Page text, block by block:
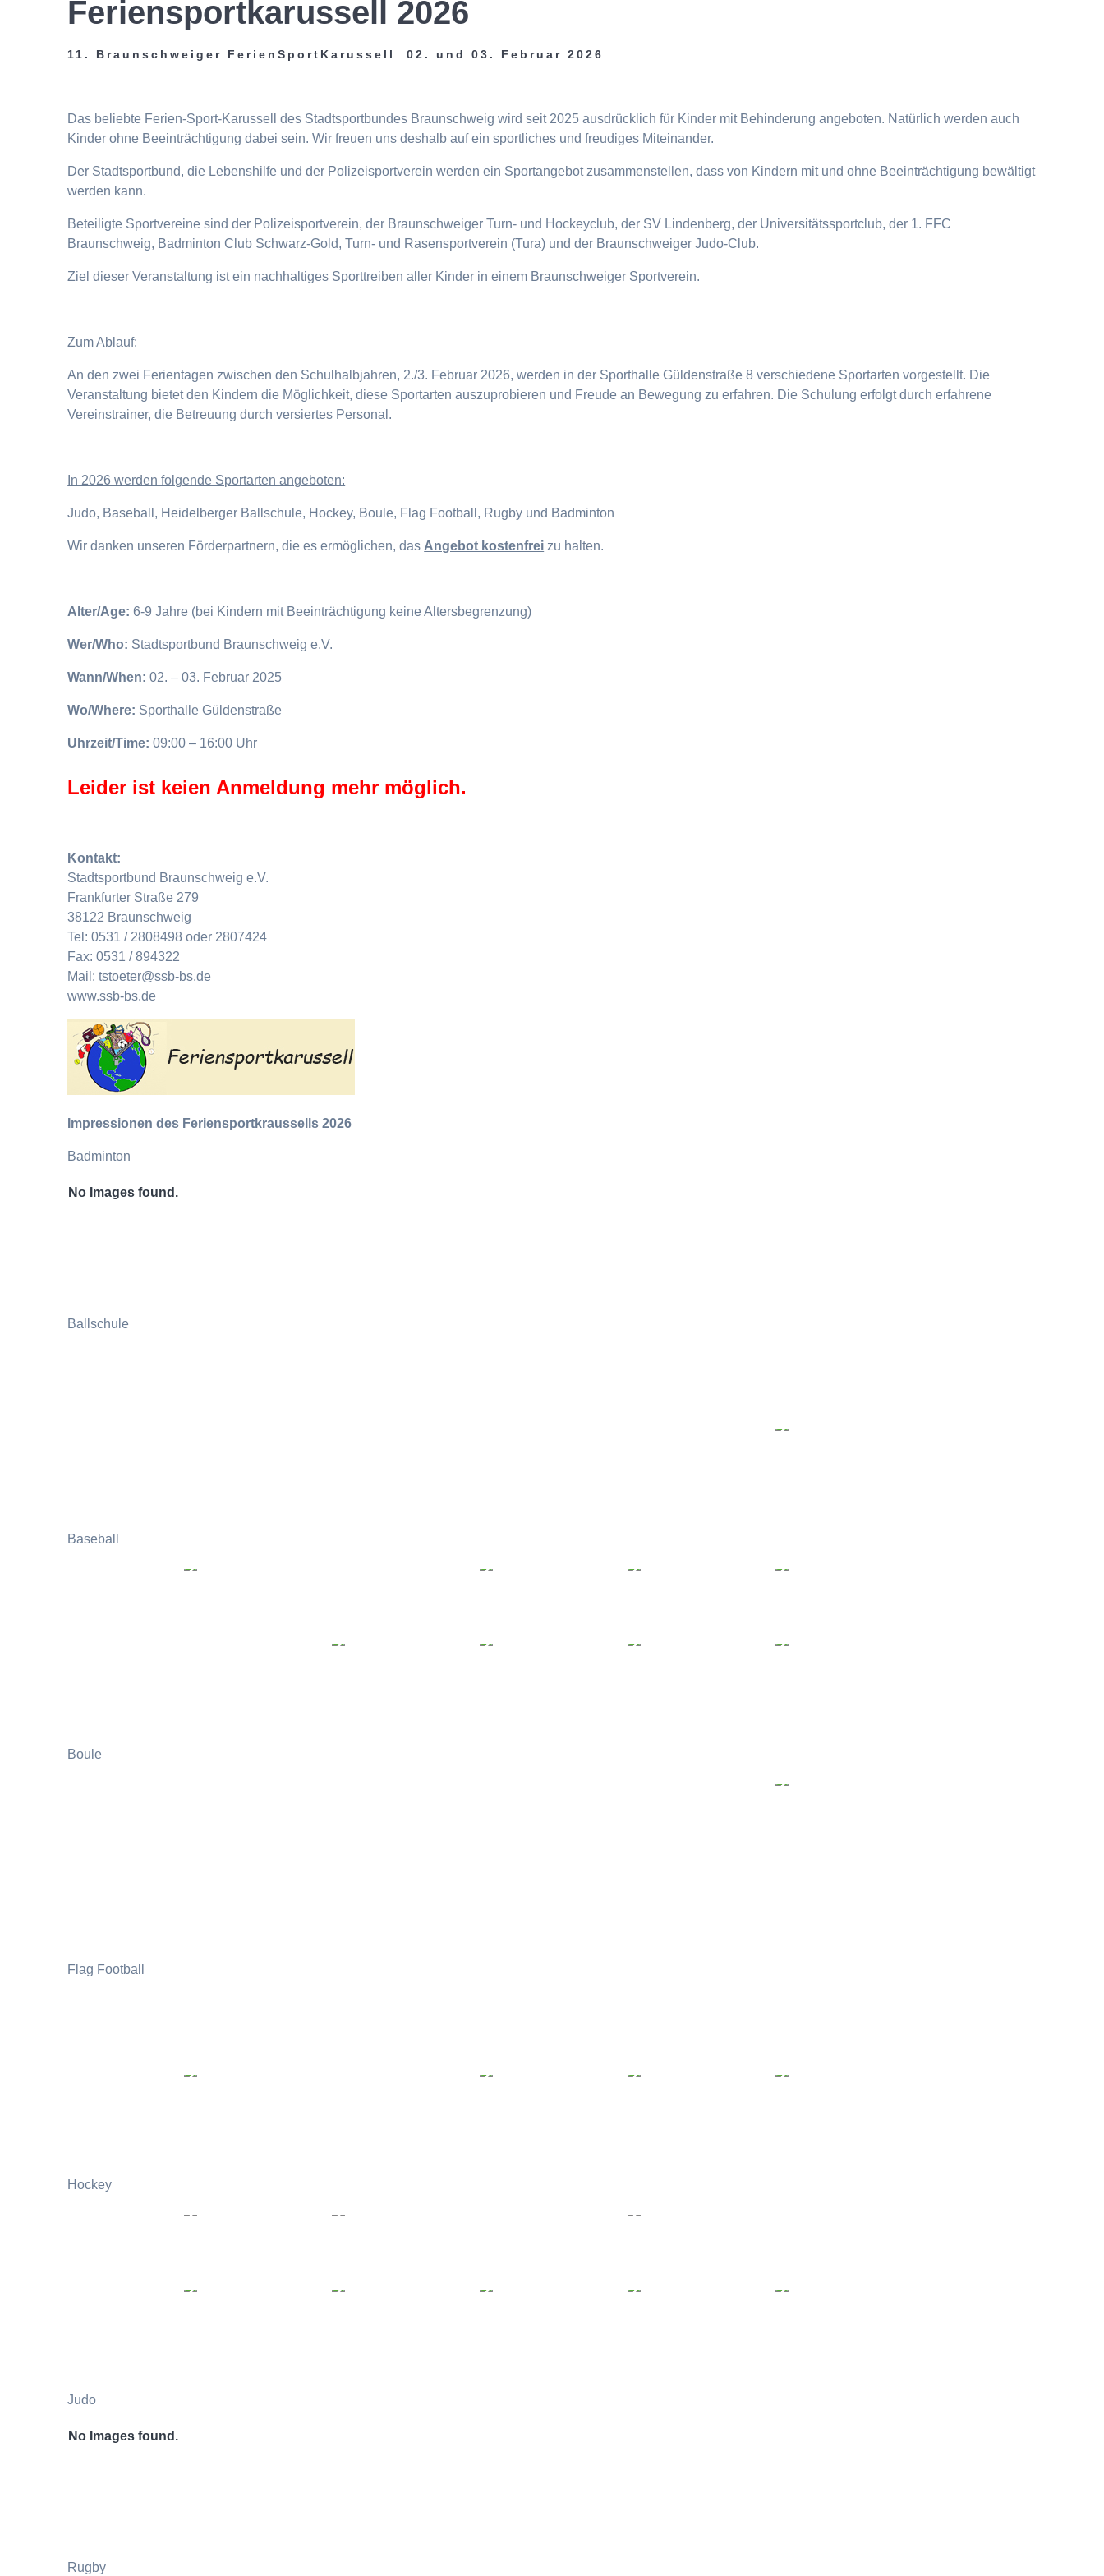
Feriensportkarussell 2026
11. Braunschweiger FerienSportKarussell 02. und 03. Februar 2026
Das beliebte Ferien-Sport-Karussell des Stadtsportbundes Braunschweig wird seit 2025 ausdrücklich für Kinder mit Behinderung angeboten. Natürlich werden auch
Kinder ohne Beeinträchtigung dabei sein. Wir freuen uns deshalb auf ein sportliches und freudiges Miteinander.
Der Stadtsportbund, die Lebenshilfe und der Polizeisportverein werden ein Sportangebot zusammenstellen, dass von Kindern mit und ohne Beeinträchtigung bewältigt
werden kann.
Beteiligte Sportvereine sind der Polizeisportverein, der Braunschweiger Turn- und Hockeyclub, der SV Lindenberg, der Universitätssportclub, der 1. FFC
Braunschweig, Badminton Club Schwarz-Gold, Turn- und Rasensportverein (Tura) und der Braunschweiger Judo-Club.
Ziel dieser Veranstaltung ist ein nachhaltiges Sporttreiben aller Kinder in einem Braunschweiger Sportverein.
Zum Ablauf:
An den zwei Ferientagen zwischen den Schulhalbjahren, 2./3. Februar 2026, werden in der Sporthalle Güldenstraße 8 verschiedene Sportarten vorgestellt. Die
Veranstaltung bietet den Kindern die Möglichkeit, diese Sportarten auszuprobieren und Freude an Bewegung zu erfahren. Die Schulung erfolgt durch erfahrene
Vereinstrainer, die Betreuung durch versiertes Personal.
n 2026 werden folgende Sportarten angeboten:
Judo, Baseball, Heidelberger Ballschule, Hockey, Boule, Flag Football, Rugby und Badminton
Wir danken unseren Förderpartnern, die es ermöglichen, das Angebot kostenfrei zu halten.
Alter/Age:6-9 Jahre (bei Kindern mit Beeinträchtigung keine Altersbegrenzung)
Wer/Who: Stadtsportbund Braunschweig e.V.
Wann/When:02. – 03. Februar 2025
Wo/Where: Sporthalle Güldenstraße
Uhrzeit/Time:09:00 – 16:00 Uhr
Leider ist keien Anmeldung mehr möglich.
Kontakt:
Stadtsportbund Braunschweig e.V.
Frankfurter Straße 279
38122 Braunschweig
Tel: 0531 / 2808498 oder 2807424
Fax: 0531 / 894322
Mail: tstoeter@ssb-bs.de
www.ssb-bs.de
Impressionen des Feriensportkraussells 2026
Badminton
No Images found.
Ballschule
Baseball
Boule
Flag Football
Hockey
Judo
No Images found.
Rugby